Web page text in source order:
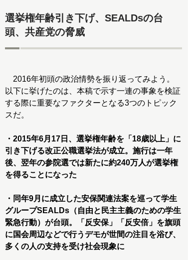
選挙権年齢引き下げ、SEALDsの台
頭、共産党の脅威
2016年初頭の政治情勢を振り返ってみよう。
以下に挙げたのは、本稿で示す一連の事象を検証
する際に重要なファクターとなる3つのトピック
スだ。
・2015年6月17日、選挙権年齢を「18歳以上」に
引き下げる改正公職選挙法が成立。施行は一年
後、翌年の参院選では新たに約240万人が選挙権
を得ることになった
・同年9月に成立した安保関連法案を巡って学生
グループSEALDs（自由と民主主義のための学生
緊急行動）が台頭。「反安保」「反安倍」を旗頭
に国会周辺などで行うデモが世間の注目を浴び、
多くの人の支持を受け社会現象に